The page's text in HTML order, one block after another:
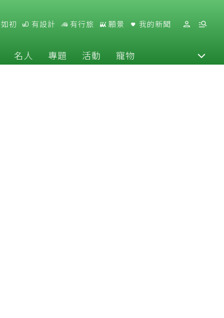
初 有設計 有行旅 願景 我的新聞
名人 專題 活動 寵物